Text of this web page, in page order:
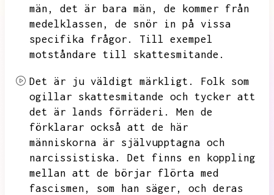
män,
det är bara män,
de kommer från
medelklassen,
de snör in på vissa
specifika frågor.
Till exempel
motståndare till skattesmitande.
Det är ju väldigt märkligt.
Folk som
ogillar skattesmitande och tycker att
det är lands förräderi.
Men de
förklarar också att de här
människorna är självupptagna och
narcissistiska.
Det finns en koppling
mellan att de börjar flörta med
fascismen,
som han säger,
och deras